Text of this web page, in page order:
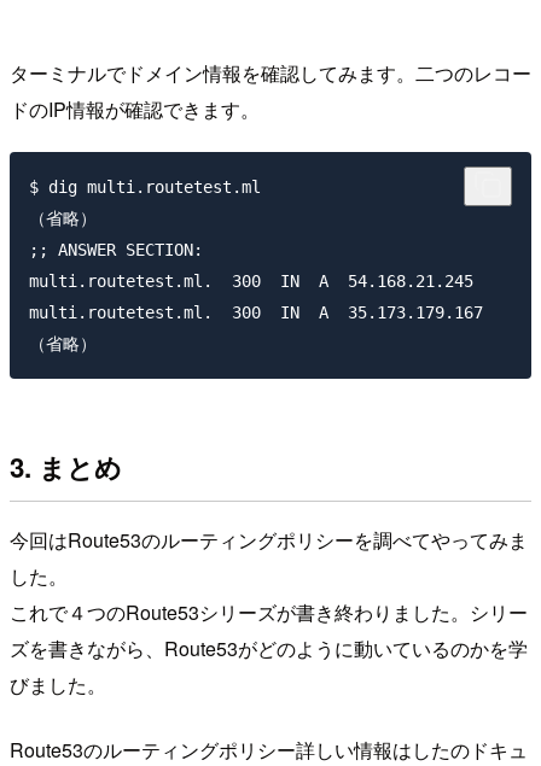
ターミナルでドメイン情報を確認してみます。二つのレコー
ドのIP情報が確認できます。
$ dig multi.routetest.ml
（省略）
;; ANSWER SECTION:
multi.routetest.ml.  300  IN  A  54.168.21.245
multi.routetest.ml.  300  IN  A  35.173.179.167
3. まとめ
今回はRoute53のルーティングポリシーを調べてやってみま
した。
これで４つのRoute53シリーズが書き終わりました。シリー
ズを書きながら、Route53がどのように動いているのかを学
びました。
Route53のルーティングポリシー詳しい情報はしたのドキュ